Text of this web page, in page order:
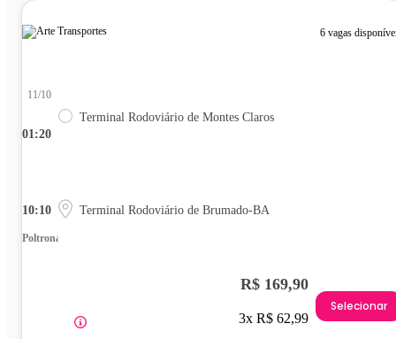
6 vagas
01:20
11/10
Terminal Rodoviário de Montes Claros
10:10 Terminal Rodoviário de Brumado-BA
Poltrona
R$ 169,90
3x R$ 62,99
Selecionar